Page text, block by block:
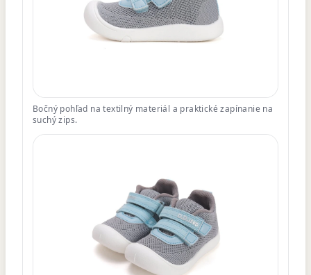
Bočný pohľad na textilný materiál a praktické zapínanie na
suchý zips.